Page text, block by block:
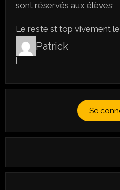
sont réservés aux élèves;
Le reste st top vivement
Patrick
]
Se